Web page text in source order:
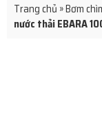
Trang chủ »Bơm
nước thải EBARA